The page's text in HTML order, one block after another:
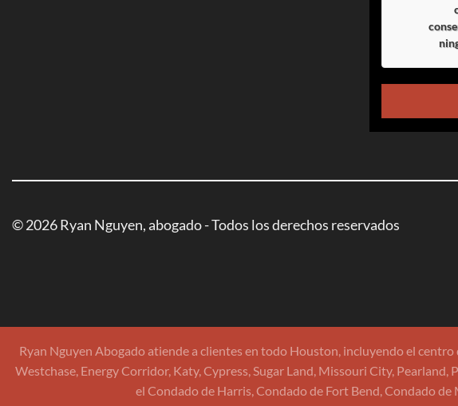
© 2026 Ryan Nguyen, abogado - Todos los derechos reservados
Ryan Nguyen Abogado atiende a clientes en todo Houston, incluyendo el
Westchase, Energy Corridor, Katy, Cypress, Sugar Land, Missouri City,
el Condado de Harris, Condado de Fort Bend, Condado